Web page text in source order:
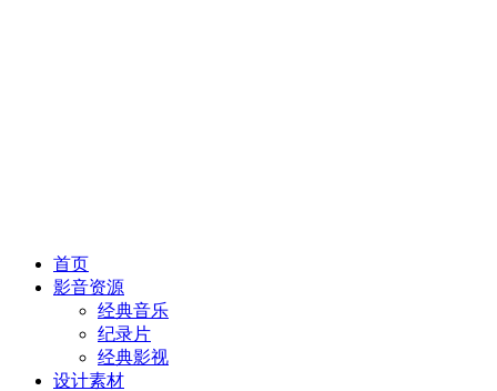
首页
影音资源
经典音乐
纪录片
经典影视
设计素材